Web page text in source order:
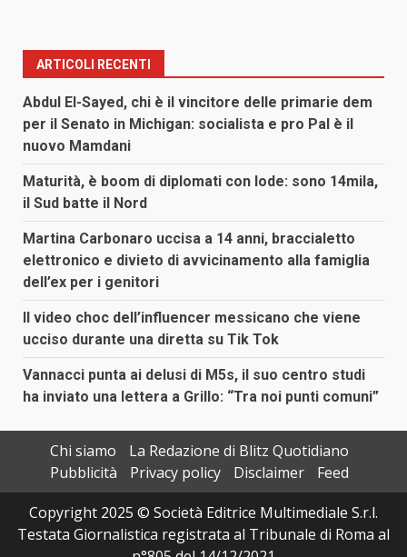
ARTICOLI RECENTI
Abdul El-Sayed, chi è il vincitore delle primarie dem
per il Senato in Michigan: socialista e pro Pal è il
nuovo Mamdani
Maturità, è boom di diplomati con lode: sono 14mila,
il Sud batte il Nord
Martina Carbonaro uccisa a 14 anni, braccialetto
elettronico e divieto di avvicinamento alla famiglia
dell’ex per i genitori
Il video choc dell’influencer messicano che viene
ucciso durante una diretta su Tik Tok
Vannacci punta ai delusi di M5s, il suo centro studi
ha inviato una lettera a Grillo: “Tra noi punti comuni”
Chi siamo
La Redazione di Blitz Quotidiano
Pubblicità
Privacy policy Disclaimer
Feed
Copyright 2025 © Società Editrice Multimediale S.r.l.
Testata Giornalistica registrata al Tribunale di Roma al